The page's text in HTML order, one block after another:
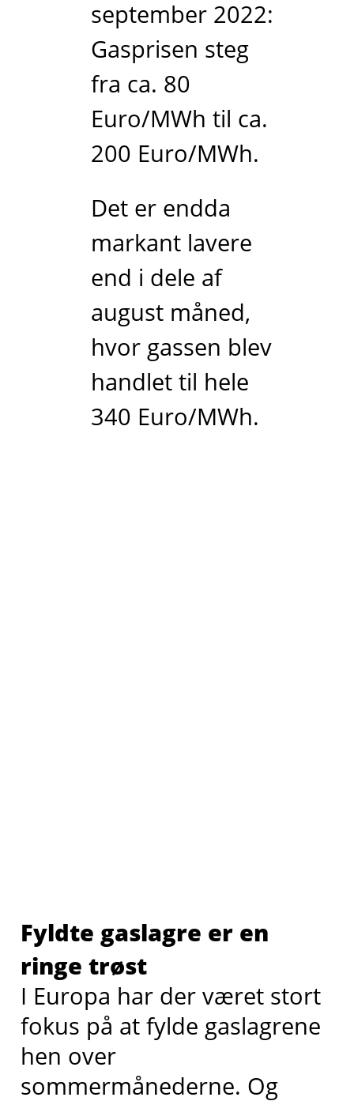
september 2022:
Gasprisen steg
fra ca. 80
Euro/MWh til ca.
200 Euro/MWh.
Det er endda
markant lavere
end i dele af
august måned,
hvor gassen blev
handlet til hele
340 Euro/MWh.
Fyldte gaslagre er en
ringe trøst
I Europa har der været stort
fokus på at fylde gaslagrene
hen over
sommermånederne. Og